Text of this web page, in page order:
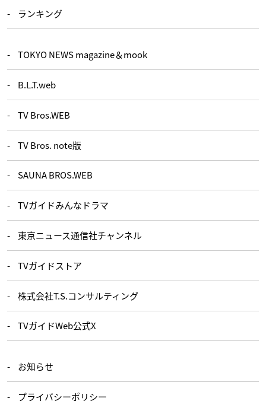
ランキング
TOKYO NEWS magazine＆mook
B.L.T.web
TV Bros.WEB
TV Bros. note版
SAUNA BROS.WEB
TVガイドみんなドラマ
東京ニュース通信社チャンネル
TVガイドストア
株式会社T.S.コンサルティング
TVガイドWeb公式X
お知らせ
プライバシーポリシー